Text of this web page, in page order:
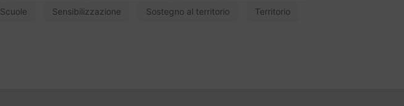
Scuole Sensibilizzazione Sostegno al territorio Territorio